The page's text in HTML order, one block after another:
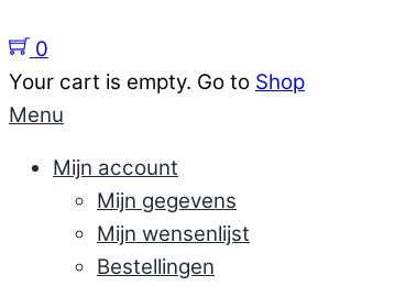
0
Your cart is empty. Go to Shop
Menu
Mijn account
Mijn gegevens
Mijn wensenlijst
Bestellingen